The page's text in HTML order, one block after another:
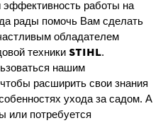
эффективность работы на
рады помочь Вам сделать
обладателем
техники STIHL.
нашим
расширить свои знания
ухода за садом. А
или потребуется